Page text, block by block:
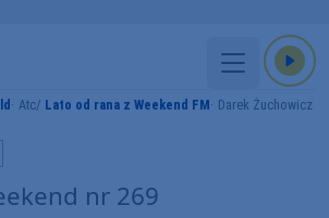
Atc Lato od rana z Weekend FM Darek Żuchowicz
nr 269